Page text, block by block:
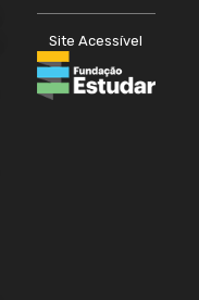
Site Acessível